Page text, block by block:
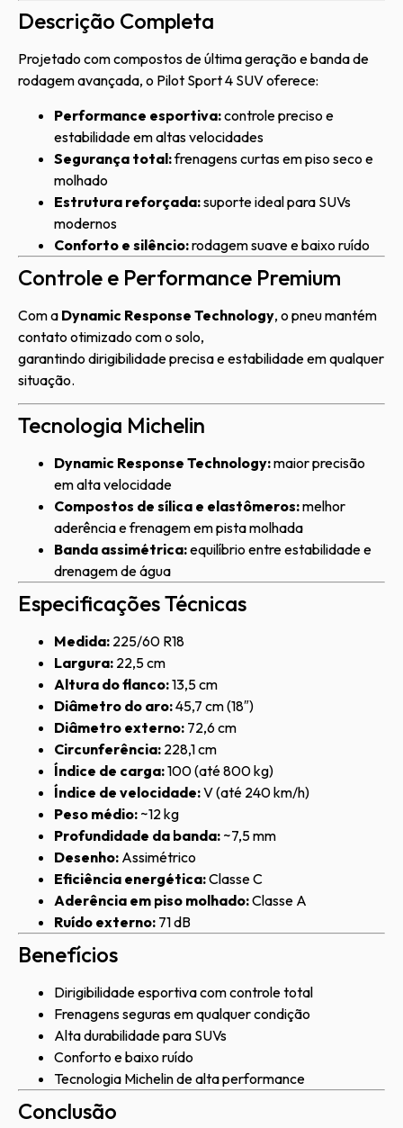
Descrição Completa
Projetado com compostos de última geração e banda de
rodagem avançada, o Pilot Sport 4 SUV oferece:
Performance esportiva:controle preciso e
estabilidade em altas velocidades
Segurança total:frenagens curtas em piso seco e
molhado
Estrutura reforçada:suporte ideal para SUVs
modernos
Conforto e silêncio:rodagem suave e baixo ruído
Controle e Performance Premium
Com a Dynamic Response Technology, o pneu mantém
contato otimizado com o solo,
garantindo dirigibilidade precisa e estabilidade em qualquer
situação.
Tecnologia Michelin
Dynamic Response Technology:maior precisão
em alta velocidade
Compostos de sílica e elastômeros:melhor
aderência e frenagem em pista molhada
Banda assimétrica:equilíbrio entre estabilidade e
drenagem de água
Especificações Técnicas
Medida: 225/60 R18
Largura: 22,5 cm
Altura do flanco:13,5 cm
Diâmetro do aro:45,7 cm (18″)
Diâmetro externo: 72,6 cm
Circunferência: 228,1 cm
Índice de carga:100 (até 800 kg)
Índice de velocidade:V (até 240 km/h)
Peso médio: ~12 kg
Profundidade da banda: ~7,5 mm
Desenho: Assimétrico
Eficiência energética:Classe C
Aderência em piso molhado:Classe A
Ruído externo: 71 dB
Benefícios
Dirigibilidade esportiva com controle total
Frenagens seguras em qualquer condição
Alta durabilidade para SUVs
Conforto e baixo ruído
Tecnologia Michelin de alta performance
Conclusão